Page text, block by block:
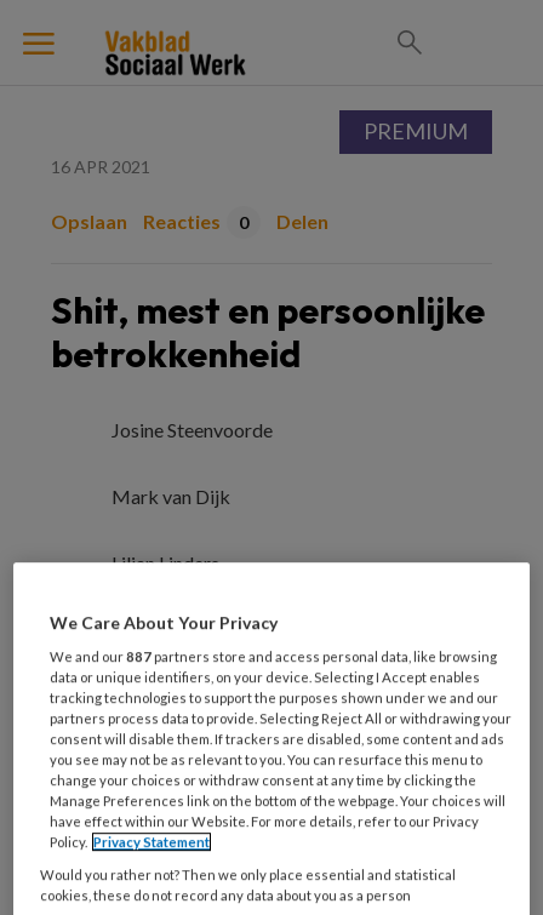
16 APR 2021
Opslaan Reacties 0 Delen
Shit, mest en persoonlijke
betrokkenheid
Josine Steenvoorde
Mark van Dijk
Lilian Linders
Jongeren willen een hulpverlener met
wie ze een klik hebben, die er is als ze
hem of haar nodig hebben en die
concrete hulp biedt. Helaas denken
sommige hulpverleners dat het delen
van persoonlijke problemen bijdraagt
aan die klik. Wij denken dat dat een
misvatting is en dat je moet oppassen
PREMIUM
We Care About Your Privacy
We and our887 partners store and access personal data, like browsing
data or unique identifiers, on your device. Selecting I Accept enables
tracking technologies to support the purposes shown under we and our
partners process data to provide. Selecting Reject All or withdrawing your
consent will disable them. If trackers are disabled, some content and ads
you see may not be as relevant to you. You can resurface this menu to
change your choices or withdraw consent at any time by clicking the
Manage Preferences link on the bottom of the webpage. Your choices will
have effect within our Website. For more details, refer to our Privacy
Policy. Privacy Statement
Would you rather not? Then we only place essential and statistical
cookies, these do not record any data about you as a person